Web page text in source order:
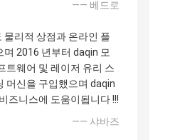
—— 베드로
물리적 상점과 온라인 플
며 2016 년부터 daqin 모
트웨어 및 레이저 유리 스
머신을 구입했으며 daqin
즈니스에 도움이됩니다 !!!
—— 샤바즈